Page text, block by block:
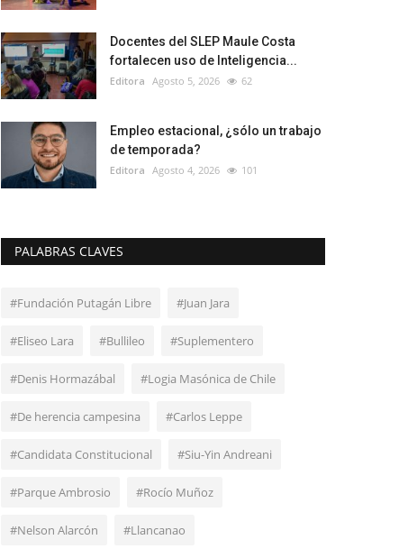
Docentes del SLEP Maule Costa
fortalecen uso de Inteligencia...
Editora Agosto 5, 2026 62
Empleo estacional, ¿sólo un trabajo
de temporada?
Editora Agosto 4, 2026 101
PALABRAS CLAVES
#Fundación Putagán Libre #Juan Jara
#Eliseo Lara #Bullileo #Suplementero
#Denis Hormazábal #Logia Masónica de Chile
#De herencia campesina #Carlos Leppe
#Candidata Constitucional #Siu-Yin Andreani
#Parque Ambrosio #Rocío Muñoz
#Nelson Alarcón #Llancanao